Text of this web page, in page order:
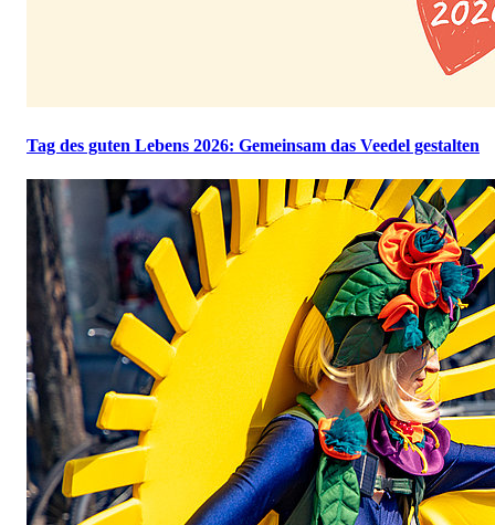
Tag des guten Lebens 2026: Gemeinsam das Veedel gestalten